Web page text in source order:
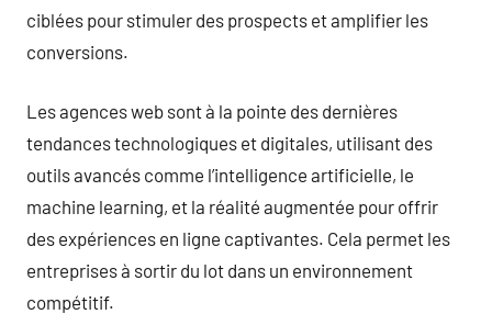
ciblées pour stimuler des prospects et amplifier les
conversions.
Les agences web sont à la pointe des dernières
tendances technologiques et digitales, utilisant des
outils avancés comme l’intelligence artificielle, le
machine learning, et la réalité augmentée pour offrir
des expériences en ligne captivantes. Cela permet les
entreprises à sortir du lot dans un environnement
compétitif.